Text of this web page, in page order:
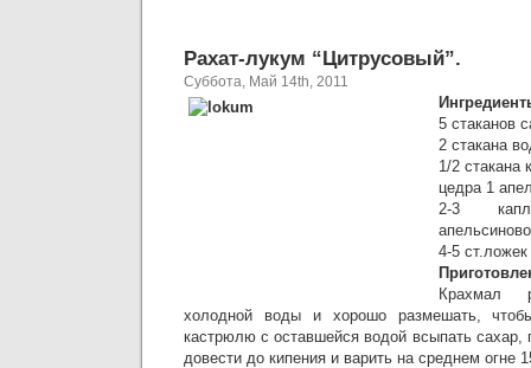
Рахат-лукум “Цитрусовый”.
Суббота, Май 14th, 2011
5 стаканов
2 стакана
1/2 стакана
цедра 1
2-3
4-5
Крахмал
холодной воды и хорошо размешать,
кастрюлю с оставшейся водой всыпать сахар,
довести до кипения и варить на среднем огне